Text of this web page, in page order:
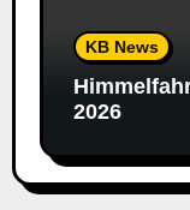
KB News
2026